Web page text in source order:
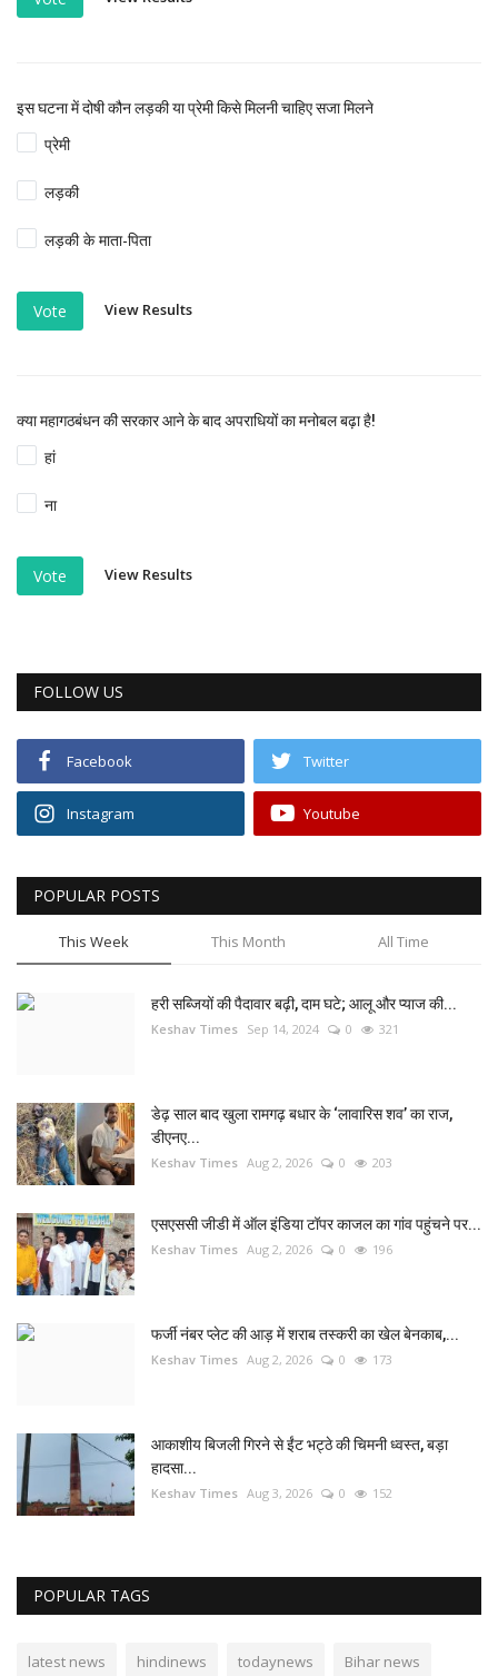
इस घटना में दोषी कौन लड़की या प्रेमी किसे मिलनी चाहिए सजा मिलने
प्रेमी
लड़की
लड़की के माता-पिता
Vote View Results
क्या महागठबंधन की सरकार आने के बाद अपराधियों का मनोबल बढ़ा है!
हां
ना
Vote View Results
FOLLOW US
Facebook Twitter
Instagram Youtube
POPULAR POSTS
This Week This Month All Time
हरी सब्जियों की पैदावार बढ़ी, दाम घटे; आलू और प्याज की...
Keshav Times Sep 14, 2024 0 321
डेढ़ साल बाद खुला रामगढ़ बधार के ‘लावारिस शव’ का राज,
डीएनए...
Keshav Times Aug 2, 2026 0 203
एसएससी जीडी में ऑल इंडिया टॉपर काजल का गांव पहुंचने पर...
Keshav Times Aug 2, 2026 0 196
फर्जी नंबर प्लेट की आड़ में शराब तस्करी का खेल बेनकाब,...
Keshav Times Aug 2, 2026 0 173
आकाशीय बिजली गिरने से ईंट भट्ठे की चिमनी ध्वस्त, बड़ा
हादसा...
Keshav Times Aug 3, 2026 0 152
POPULAR TAGS
latest news hindinews todaynews Bihar news